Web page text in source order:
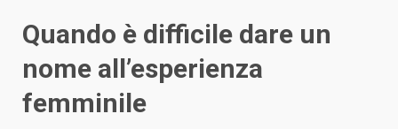
Quando è difficile dare un
nome all’esperienza
femminile